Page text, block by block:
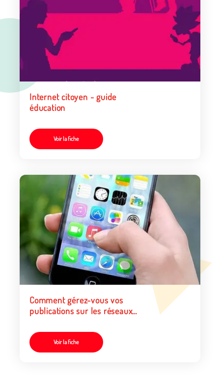
Internet citoyen - guide
éducation
Voir la fiche
Comment gérez-vous vos
publications sur les réseaux
approfondissez vos
connaissances
Voir la fiche